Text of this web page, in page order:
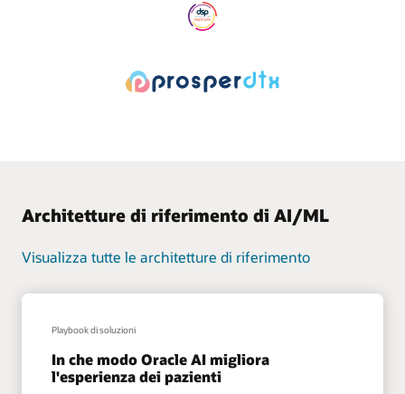
Architetture di riferimento di AI/ML
Visualizza tutte le architetture di riferimento
Playbook di soluzioni
In che modo Oracle AI migliora
l'esperienza dei pazienti